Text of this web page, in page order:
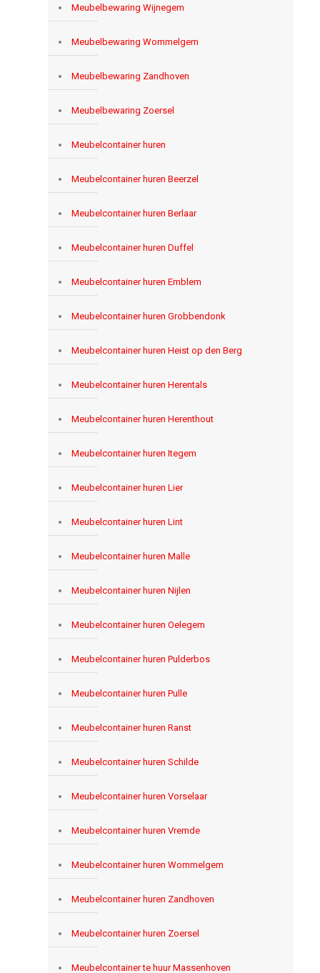
Meubelbewaring Wijnegem
Meubelbewaring Wommelgem
Meubelbewaring Zandhoven
Meubelbewaring Zoersel
Meubelcontainer huren
Meubelcontainer huren Beerzel
Meubelcontainer huren Berlaar
Meubelcontainer huren Duffel
Meubelcontainer huren Emblem
Meubelcontainer huren Grobbendonk
Meubelcontainer huren Heist op den Berg
Meubelcontainer huren Herentals
Meubelcontainer huren Herenthout
Meubelcontainer huren Itegem
Meubelcontainer huren Lier
Meubelcontainer huren Lint
Meubelcontainer huren Malle
Meubelcontainer huren Nijlen
Meubelcontainer huren Oelegem
Meubelcontainer huren Pulderbos
Meubelcontainer huren Pulle
Meubelcontainer huren Ranst
Meubelcontainer huren Schilde
Meubelcontainer huren Vorselaar
Meubelcontainer huren Vremde
Meubelcontainer huren Wommelgem
Meubelcontainer huren Zandhoven
Meubelcontainer huren Zoersel
Meubelcontainer te huur Massenhoven